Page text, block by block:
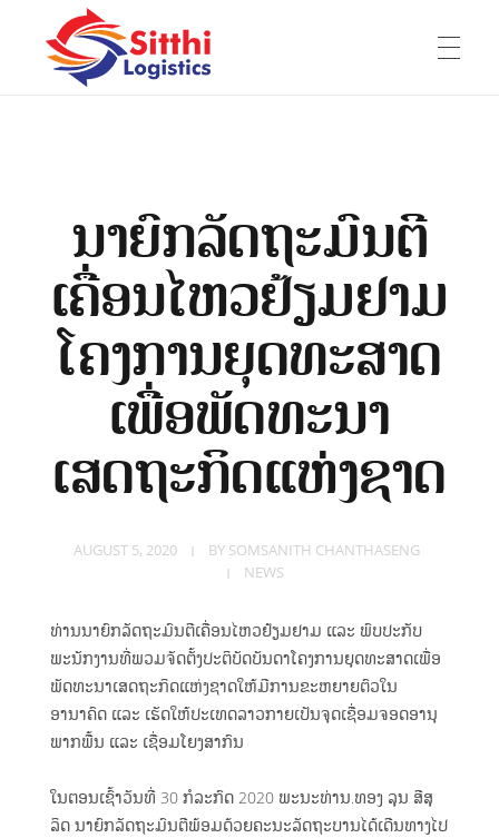
ABOUT US
E-Book
Experience
Company History
ສະຖານທີ່ປະຕິບັດງານ
SERVICE
Oil Transportation
Freight Forwarder
Container Tracking
INVESTING
ນາຍົກລັດຖະມົນຕີ
ເຄື່ອນໄຫວຢ້ຽມຢາມ
ໂຄງການຍຸດທະສາດ
ເພື່ອພັດທະນາ
ເສດຖະກິດແຫ່ງຊາດ
AUGUST 5, 2020 BY SOMSANITH CHANTHASENG
NEWS
ທ່ານນາຍົກລັດຖະມົນຕີເຄື່ອນໄຫວຢ້ຽມຢາມ ແລະ ພົບປະກັບ
ພະນັກງານທີ່ພວມຈັດຕັ້ງປະຕິບັດບັນດາໂຄງການຍຸດທະສາດເພື່ອ
ພັດທະນາເສດຖະກິດແຫ່ງຊາດໃຫ້ມີການຂະຫຍາຍຕົວໃນ
ອານາຄົດ ແລະ ເຮັດໃຫ້ປະເທດລາວກາຍເປັນຈຸດເຊື່ອມຈອດອານຸ
ພາກພື້ນ ແລະ ເຊື່ອມໂຍງສາກົນ
ໃນຕອນເຊົ້າວັນທີ່ 30 ກໍລະກົດ 2020 ພະນະທ່ານ.ທອງ ລຸນ ສີສຸ
ລິດ ນາຍົກລັດຖະມົນຕີພ້ອມດ້ວຍຄະນະລັດຖະບານໄດ້ເດີນທາງໄປ